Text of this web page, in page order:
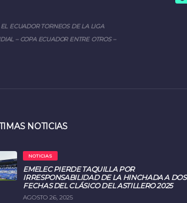
ECUADOR TORNEOS DE LA LIGA
– COPA ECUADOR ENTRE OTROS –
NOTICIAS
NOTICIAS
EMELEC PIERDE TAQUILLA POR
IRRESPONSABILIDAD DE LA HINCHADA A DOS
FECHAS DEL CLÁSICO DEL ASTILLERO 2025
AGOSTO 26, 2025